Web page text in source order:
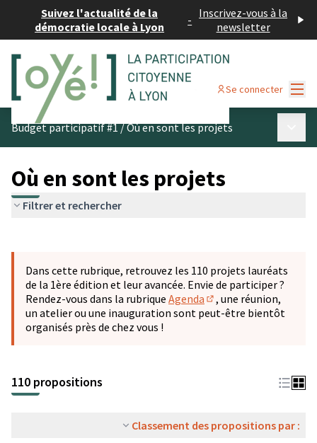
Suivez l'actualité de la
démocratie locale à Lyon
- Inscrivez-vous à la
newsletter
Se connecter
Budget participatif #1/Où en sont les projets
Où en sont les projets
Filtrer et rechercher
−
Dans cette rubrique, retrouvez les 110 projets lauréats
de la 1ère édition et leur avancée. Envie de participer ?
Rendez-vous dans la rubrique Agenda
(S'ouvre dans un
, une réunion,
un atelier ou une inauguration sont peut-être bientôt
organisés près de chez vous !
110 propositions
Classement des propositions par :